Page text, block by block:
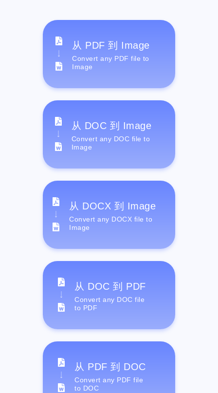
从 PDF 到 Image
Convert any PDF file to
Image
从 DOC 到 Image
Convert any DOC file to
Image
从 DOCX 到 Image
Convert any DOCX file to
Image
从 DOC 到 PDF
Convert any DOC file
to PDF
从 PDF 到 DOC
Convert any PDF file
to DOC